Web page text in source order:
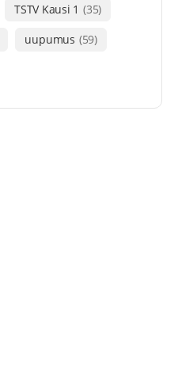
TSTV Kausi 1 (35)
uupumus (59)